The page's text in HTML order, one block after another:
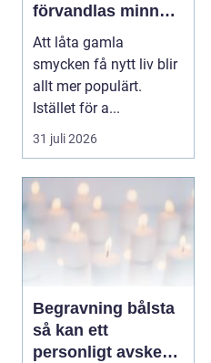
förvandlas minnen
till nya favoriter
Att låta gamla
smycken få nytt liv blir
allt mer populärt.
Istället för a...
31 juli 2026
Begravning bålsta
så kan ett
personligt avsked